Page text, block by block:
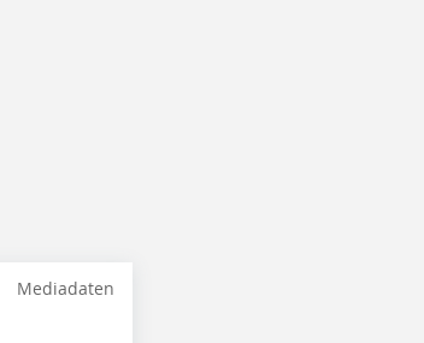
Mediadaten